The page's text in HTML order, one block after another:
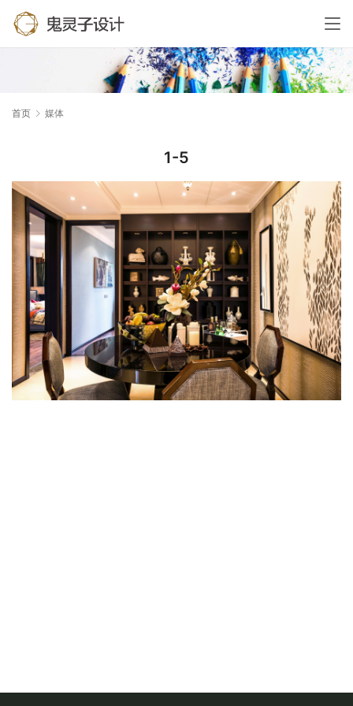
首页 媒体
1-5